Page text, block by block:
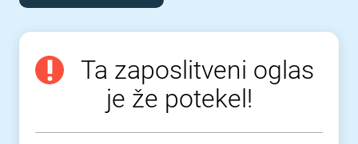
Ta zaposlitveni oglas
je že potekel!